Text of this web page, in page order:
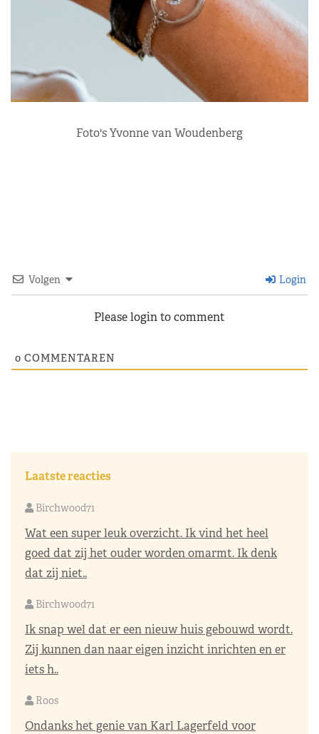
Foto's Yvonne van Woudenberg
Volgen Login
Please login to comment
0 COMMENTAREN
Laatste reacties
Birchwood71
Wat een super leuk overzicht. Ik vind het heel
goed dat zij het ouder worden omarmt. Ik denk
dat zij niet..
Birchwood71
Ik snap wel dat er een nieuw huis gebouwd wordt.
Zij kunnen dan naar eigen inzicht inrichten en er
iets h..
Roos
Ondanks het genie van Karl Lagerfeld voor